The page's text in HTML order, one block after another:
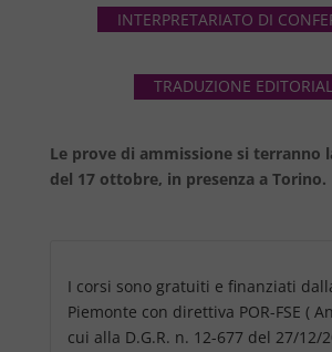
INTERPRETARIATO DI
TRADUZIONE
Le prove di ammissione si terranno
del 17 ottobre, in presenza a Torino.
I corsi sono gratuiti e finanziati
Piemonte con direttiva POR-FSE (
cui alla D.G.R. n. 12-677 del 27/12/